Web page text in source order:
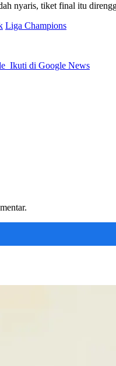
nyaris, tiket final itu
Liga Champions
Ikuti di Google News